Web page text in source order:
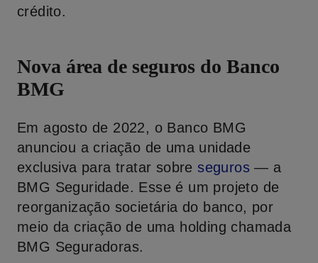
crédito.
Nova área de seguros do Banco
BMG
Em agosto de 2022, o Banco BMG
anunciou a criação de uma unidade
exclusiva para tratar sobreseguros — a
BMG Seguridade. Esse é um projeto de
reorganização societária do banco, por
meio da criação de uma holding chamada
BMG Seguradoras.